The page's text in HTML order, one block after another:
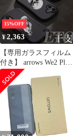
トラップホール付き」
arrows we2スマホケー
ス（クリア）
15%OFF
¥2,363
【専用ガラスフィルム
付き】 arrows We2 Plus
ケース F-51E M06 耐衝
撃 干支 十二支 スカル
デザイン プリント TPU
スマホケース メンズ
【カラー：7～12】